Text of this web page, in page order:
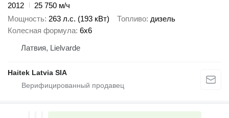
2012
25 750 м/ч
Мощность 263 л.с. (193 кВт) Топливо дизель
Колесная формула 6x6
Латвия, Lielvarde
Haitek Latvia SIA